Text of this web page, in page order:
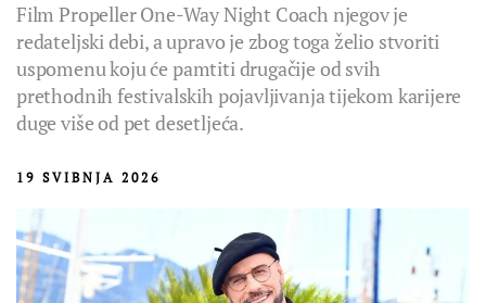
Film Propeller One-Way Night Coach njegov je
redateljski debi, a upravo je zbog toga želio stvoriti
uspomenu koju će pamtiti drugačije od svih
prethodnih festivalskih pojavljivanja tijekom karijere
duge više od pet desetljeća.
19 SVIBNJA 2026